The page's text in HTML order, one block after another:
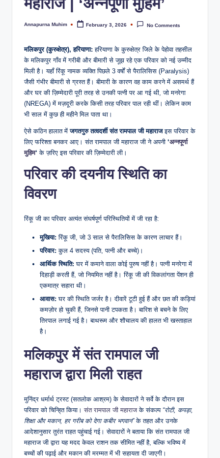
Annapurna Muhim February 3, 2026 No Comments
मलिकपुर (कुरुक्षेत्र), हरियाणा: हरियाणा के कुरुक्षेत्र जिले के पेहोवा तहसील
के मलिकपुर गाँव में गरीबी और बीमारी से जूझ रहे एक परिवार को नई उम्मीद
मिली है। यहाँ रिंकू नामक व्यक्ति पिछले 3 वर्षों से पैरालिसिस (Paralysis)
जैसी गंभीर बीमारी से ग्रस्त हैं। बीमारी के कारण वह काम करने में असमर्थ हैं
और घर की ज़िम्मेदारी पूरी तरह से उनकी पत्नी पर आ गई थी, जो मनरेगा
(NREGA) में मज़दूरी करके किसी तरह परिवार पाल रही थीं। लेकिन काम
भी साल में कुछ ही महीने मिल पाता था।
ऐसे कठिन हालात मेंजगतगुरु तत्वदर्शी संत रामपाल जी महाराजइस परिवार के
लिए फरिश्ता बनकर आए। संत रामपाल जी महाराज जी ने अपनी ‘अन्नपूर्णा
मुहिम‘के ज़रिए इस परिवार की ज़िम्मेदारी ली।
​परिवार की दयनीय स्थिति का
विवरण
​रिंकू जी का परिवार अत्यंत संघर्षपूर्ण परिस्थितियों में जी रहा है:
मुखिया: रिंकू जी, जो 3 साल से पैरालिसिस के कारण लाचार हैं।
परिवार: कुल 4 सदस्य (पति, पत्नी और बच्चे)।
आर्थिक स्थिति: घर में कमाने वाला कोई पुरुष नहीं है। पत्नी मनरेगा में
दिहाड़ी करती हैं, जो नियमित नहीं है। रिंकू जी की विकलांगता पेंशन ही
एकमात्र सहारा थी।
आवास: घर की स्थिति जर्जर है। दीवारें टूटी हुई हैं और छत की कड़ियां
कमज़ोर हो चुकी हैं, जिनसे पानी टपकता है। बारिश से बचने के लिए
तिरपाल लगाई गई है। बाथरूम और शौचालय की हालत भी खस्ताहाल
है।
मलिकपुरमें​संत रामपाल जी
महाराज द्वारा मिली राहत
​मुनिंद्र धर्मार्थ ट्रस्ट (सतलोक आश्रम) के सेवादारों ने सर्वे के दौरान इस
परिवार को चिन्हि्त किया।संत रामपाल जी महाराजके संकल्प “रोटी, कपड़ा,
शिक्षा और मकान, हर गरीब को देगा कबीर भगवान”के तहत और उनके
आदेशानुसार तुरंत राहत पहुंचाई गई। सेवादारों ने बताया कि संत रामपाल जी
महाराज जी द्वारा यह मदद केवल राशन तक सीमित नहीं है, बल्कि भविष्य में
बच्चों की पढ़ाई और मकान की मरम्मत में भी सहायता दी जाएगी।